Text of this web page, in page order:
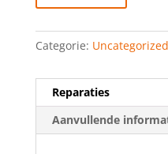
Categorie: Uncategorized
Reparaties
Aanvullende